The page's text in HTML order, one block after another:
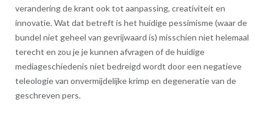
verandering de krant ook tot aanpassing, creativiteit en
innovatie. Wat dat betreft is het huidige pessimisme (waar de
bundel niet geheel van gevrijwaard is) misschien niet helemaal
terecht en zou je je kunnen afvragen of de huidige
mediageschiedenis niet bedreigd wordt door een negatieve
teleologie van onvermijdelijke krimp en degeneratie van de
geschreven pers.